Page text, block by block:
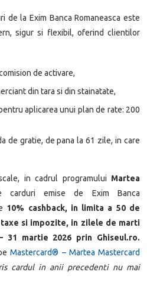
de la Exim Banca Romaneasca este
sigur si flexibil, oferind clientilor
de activare,
din tara si din stainatate,
aplicarea unui plan de rate: 200
de gratie, de pana la 61 zile, in care
in cadrul programului Martea
carduri emise de Exim Banca
10% cashback, in limita a 50 de
si impozite, in zilele de marti
31 martie 2026 prin Ghiseul.ro.
Mastercard® – Martea Mastercard
cardul in anii precedenti nu mai